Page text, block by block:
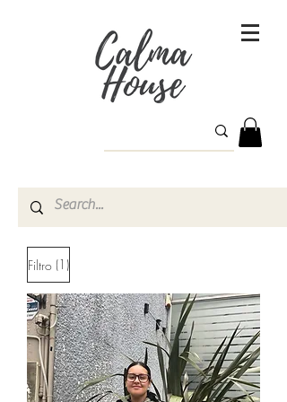
Filtro (1)